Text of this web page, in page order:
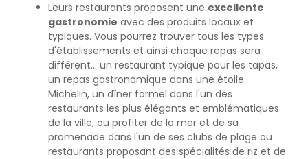
Leurs restaurants proposent une excellente
gastronomie avec des produits locaux et
typiques. Vous pourrez trouver tous les types
d'établissements et ainsi chaque repas sera
différent... un restaurant typique pour les tapas,
un repas gastronomique dans une étoile
Michelin, un dîner formel dans l'un des
restaurants les plus élégants et emblématiques
de la ville, ou profiter de la mer et de sa
promenade dans l'un de ses clubs de plage ou
restaurants proposant des spécialités de riz et de